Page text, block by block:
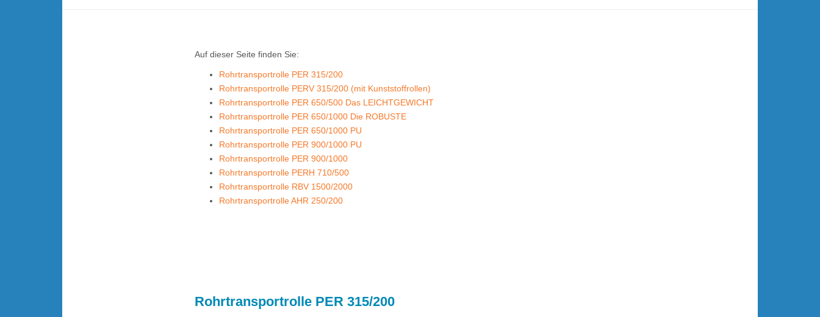
Auf dieser Seite finden Sie:
Rohrtransportrolle PER 315/200
Rohrtransportrolle PERV 315/200 (mit Kunststoffrollen)
Rohrtransportrolle PER 650/500 Das LEICHTGEWICHT
Rohrtransportrolle PER 650/1000 Die ROBUSTE
Rohrtransportrolle PER 650/1000 PU
Rohrtransportrolle PER 900/1000 PU
Rohrtransportrolle PER 900/1000
Rohrtransportrolle PERH 710/500
Rohrtransportrolle RBV 1500/2000
Rohrtransportrolle AHR 250/200
Rohrtransportrolle PER 315/200